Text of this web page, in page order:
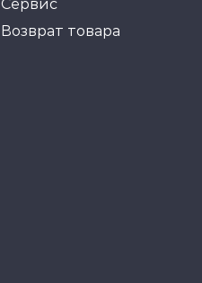
Сервис
Возврат товара